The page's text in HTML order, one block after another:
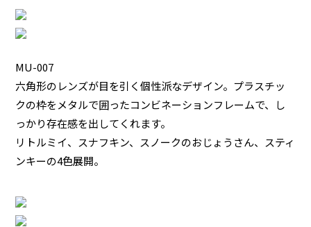
MU-007
六角形のレンズが目を引く個性派なデザイン。プラスチッ
クの枠をメタルで囲ったコンビネーションフレームで、し
っかり存在感を出してくれます。
リトルミイ、スナフキン、スノークのおじょうさん、スティ
ンキーの4色展開。